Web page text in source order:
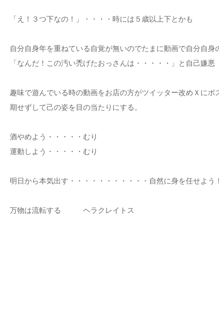
「え！３つ下なの！」・・・・時には５歳以上下とかも
自分自身年を重ねている自覚が無いのでたまに動画で自分自身
「なんだ！この汚い禿げたおっさんは・・・・・」と自己嫌悪
趣味で遊んでいる時の動画をお店の方がツイッター改めＸにポ
期せずして己の姿を目の当たりにする。
酒やめよう・・・・・むり
運動しよう・・・・・むり
明日から本気出す・・・・・・・・・・・自然に身を任せよう
万物は流転する ヘラクレイトス